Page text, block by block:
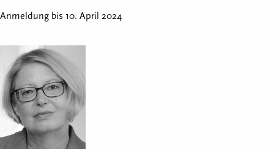
Anmeldung bis 10. April 2024